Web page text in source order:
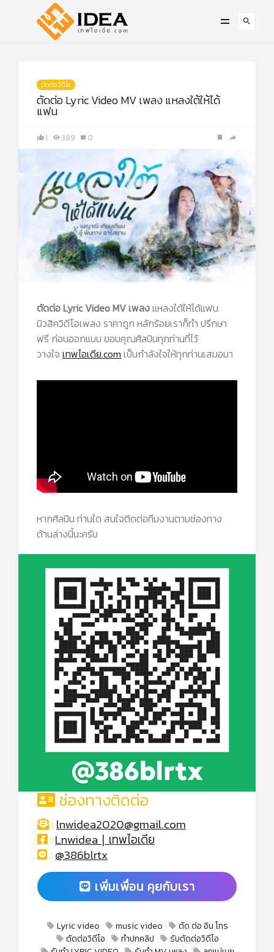
ตัดต่อวิดีโอ
ตัดต่อ Lyric Video MV เพลง แหลงใต้ให้ได้
แฟน
1 389 0
ตัดต่อ Lyric Video MV เพลงแหลงใต้ให้ได้แฟน
มิวสิควิดีโอเพลง ราคาถูก หลักร้อยเราก็ทำ ปรึกษา
ฟรี ก่อนออกแบบ ขอบคุณศิลปินทุกท่านที่ไว้
วางใจ เทพไอเดีย.com เป็นกำลังใจให้ทุกท่านเสมอมา
หากศิลปิน ท่านใด สนใจติดต่อทีมงานตามช่องทาง
ด้านล่างนี้นะครับ
ช่องทางติดต่อ
:lnwidea2020@gmail.com
:Lnwidea ∣ เทพไอเดีย
:@386blrtx
เพิ่มเพื่อน คุยกับเรา
Lyric video music video
ตัด ต่อ อิน โทร
ตัดต่อวิดีโอ
ทำปกคลิป
รับตัดต่อวิดีโอ